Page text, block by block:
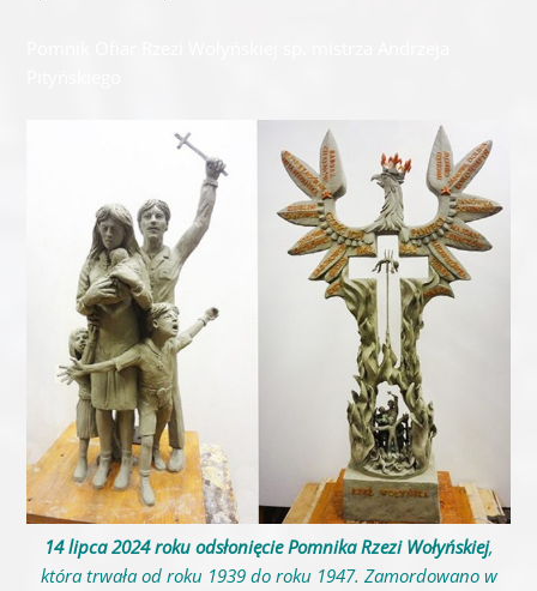
14 lipca 2024 roku odsłonięcie Pomnika Rzezi Wołyńskiej,
która trwała od roku 1939 do roku 1947. Zamordowano w